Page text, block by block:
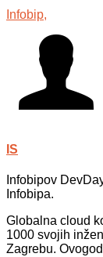
Infobip,
IS
Infobipov
Infobipa.
Globalna cloud
1000 svojih
Zagrebu.